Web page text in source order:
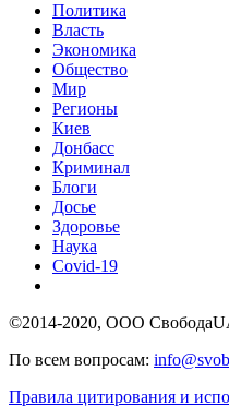
Политика
Власть
Экономика
Общество
Мир
Регионы
Киев
Донбасс
Криминал
Блоги
Досье
Здоровье
Наука
Covid-19
©2014-2020, ООО
По всем вопросам:
Правила цитирования и